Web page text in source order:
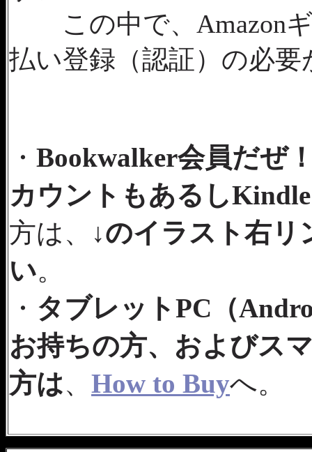
この中で、Amazonギ
払い登録（認証）の必
・ Bookwalker会員だぜ
カウントもあるし
方は、
↓のイラスト右リ
い。
・ タブレットPC（
お持ちの方、およびス
方は、 How to Buyへ。